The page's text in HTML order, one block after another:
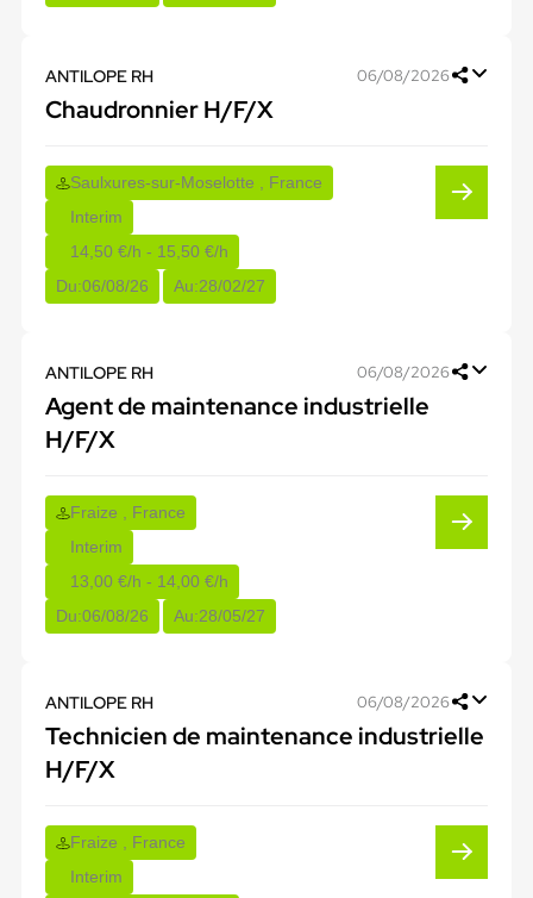
ANTILOPE RH 06/08/2026
Chaudronnier H/F/X
Saulxures-sur-Moselotte , France
Interim
14,50 €/h - 15,50 €/h
Du:06/08/26 Au:28/02/27
ANTILOPE RH 06/08/2026
Agent de maintenance industrielle
H/F/X
Fraize , France
Interim
13,00 €/h - 14,00 €/h
Du:06/08/26 Au:28/05/27
ANTILOPE RH 06/08/2026
Technicien de maintenance industrielle
H/F/X
Fraize , France
Interim